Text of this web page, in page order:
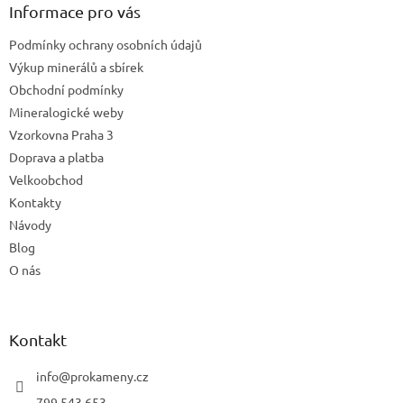
Informace pro vás
Podmínky ochrany osobních údajů
Výkup minerálů a sbírek
Obchodní podmínky
Mineralogické weby
Vzorkovna Praha 3
Doprava a platba
Velkoobchod
Kontakty
Návody
Blog
O nás
Kontakt
info@prokameny.cz